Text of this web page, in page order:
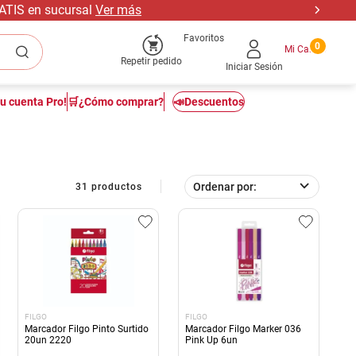
al Decreto 272/018
Repetir pedido
Favoritos
Iniciar Sesión
0
cuenta Pro! 🛒¿Cómo comprar? 📣Descuentos
31 productos Ordenar por
FILGO
Marcador Filgo Pinto Surtido
20un 2220
FILGO
Marcador Filgo Marker 036
Pink Up 6un